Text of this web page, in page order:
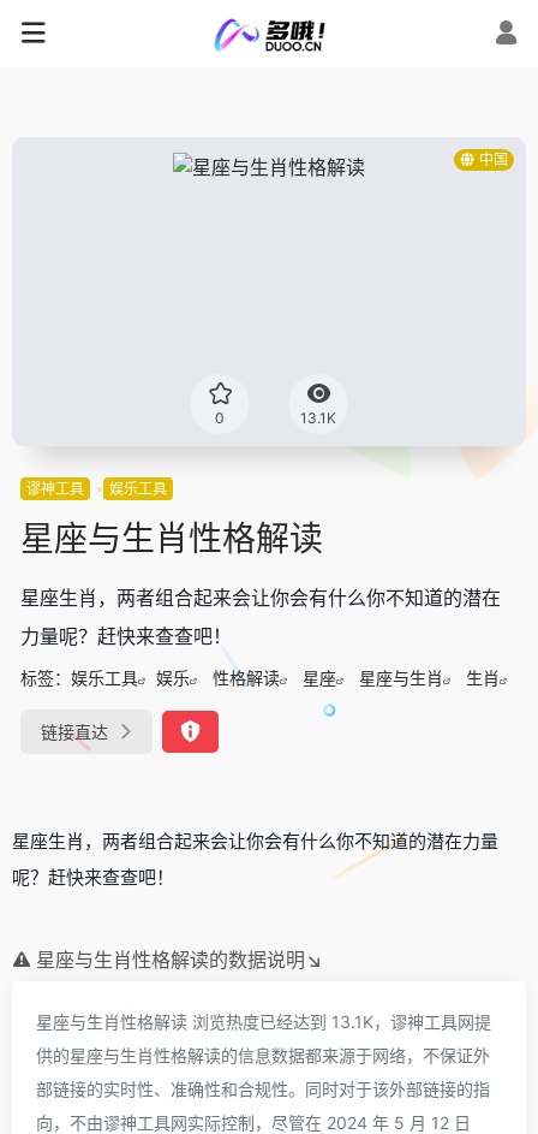
中国
0 13.1K
谬神工具 娱乐工具
星座与生肖性格解读
星座生肖，两者组合起来会让你会有什么你不知道的潜在
力量呢？赶快来查查吧！
标签： 娱乐工具 娱乐 性格解读 星座 星座与生肖 生肖
链接直达
星座生肖，两者组合起来会让你会有什么你不知道的潜在力量
呢？赶快来查查吧！
星座与生肖性格解读的数据说明↘
星座与生肖性格解读 浏览热度已经达到 13.1K，谬神工具网提
供的星座与生肖性格解读的信息数据都来源于网络，不保证外
部链接的实时性、准确性和合规性。同时对于该外部链接的指
向，不由谬神工具网实际控制，尽管在 2024 年 5 月 12 日